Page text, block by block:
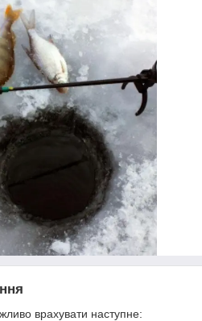
врахувати наступне: